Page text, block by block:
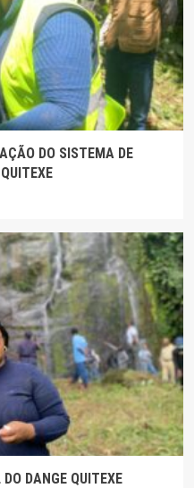
DO SISTEMA DE
DANGE QUITEXE